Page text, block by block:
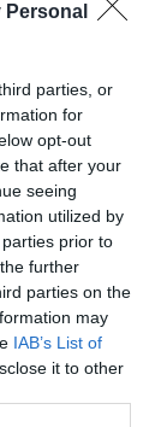
Personal
parties, or
for
opt-out
that after your
seeing
utilized by
prior to
further
parties on the
may
IAB’s List of
it to other
è
filiere
il 18%
ha
immigrate,
euro. Una